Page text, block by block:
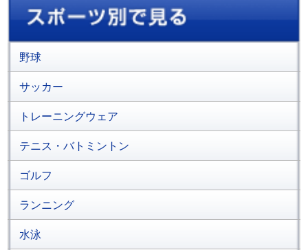
野球
サッカー
トレーニングウェア
テニス・バトミントン
ゴルフ
ランニング
水泳